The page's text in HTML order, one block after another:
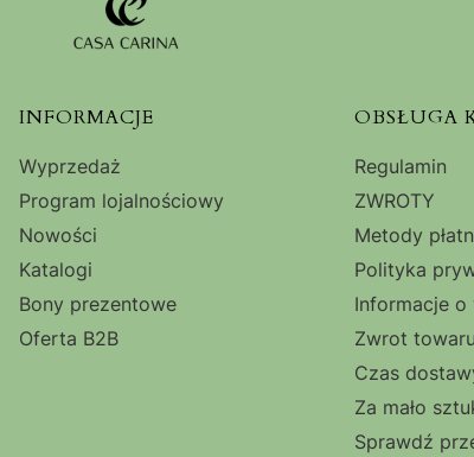
Linki w stopce
INFORMACJE
Wyprzedaż
Program lojalnościowy
Nowości
Katalogi
Bony prezentowe
Oferta B2B
OBSŁUGA
Regulamin
ZWROTY
Metody
Polityka
Informacje o
Zwrot towaru
Czas
Za mało
Sprawdź